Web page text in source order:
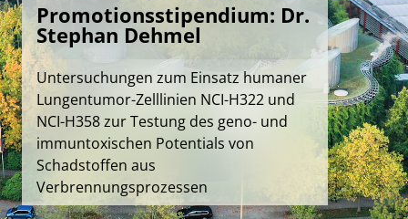
Promotionsstipendium: Dr.
Stephan Dehmel
Untersuchungen zum Einsatz humaner
Lungentumor-Zelllinien NCI-H322 und
NCI-H358 zur Testung des geno- und
immuntoxischen Potentials von
Schadstoffen aus
Verbrennungsprozessen